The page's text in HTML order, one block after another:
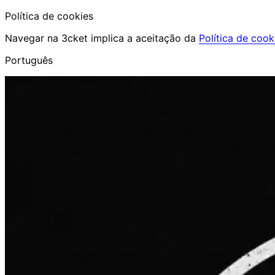
Política de cookies
Navegar na 3cket implica a aceitação da Política de
Português